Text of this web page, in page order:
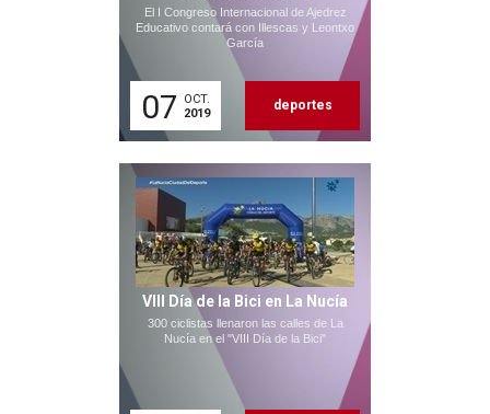
El I Congreso Internacional de Ajedrez
Educativo contará con Illescas y Leontxo
García
07
OCT.
2019
deportes
VIII Día de la Bici en La Nucía
300 ciclistas llenaron las calles de La
Nucía en el "VIII Día de la Bici"